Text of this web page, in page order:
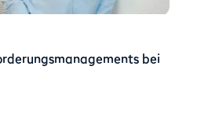
bei